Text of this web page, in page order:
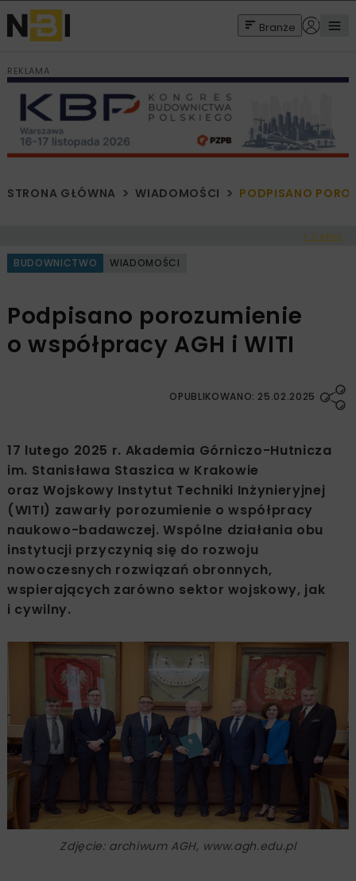
Branże
REKLAMA
STRONA GŁÓWNA WIADOMOŚCI PODPISANO
< Cofnij
BUDOWNICTWO WIADOMOŚCI
Podpisano porozumienie
o współpracy AGH i WITI
OPUBLIKOWANO: 25.02.2025
17 lutego 2025 r. Akademia Górniczo-Hutnicza
im. Stanisława Staszica w Krakowie
oraz Wojskowy Instytut Techniki Inżynieryjnej
(WITI) zawarły porozumienie o współpracy
naukowo-badawczej. Wspólne działania obu
instytucji przyczynią się do rozwoju
nowoczesnych rozwiązań obronnych,
wspierających zarówno sektor wojskowy, jak
i cywilny.
Zdjęcie: archiwum AGH, www.agh.edu.pl